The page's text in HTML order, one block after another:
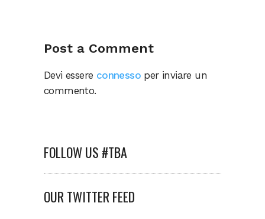
Post a Comment
Devi essere connesso per inviare un
commento.
FOLLOW US #TBA
OUR TWITTER FEED